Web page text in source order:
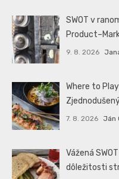
SWOT v
9. 8. 2026
Where to
7. 8. 2026 Ján
Vážená
dôležitosti